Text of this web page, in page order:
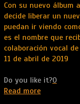
Con su nuevo álbum
decide liberar un
puedan ir viendo
es el nombre que
colaboración vocal
11 de abril de 2019
Do you like it?0
Read more